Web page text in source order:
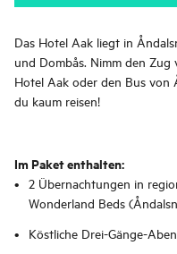
Das Hotel Aak liegt in
und Dombås. Nimm den
Hotel Aak oder den Bus von
du kaum reisen!
Im Paket enthalten:
2 Übernachtungen in
Wonderland Beds
Köstliche Drei-Gänge-